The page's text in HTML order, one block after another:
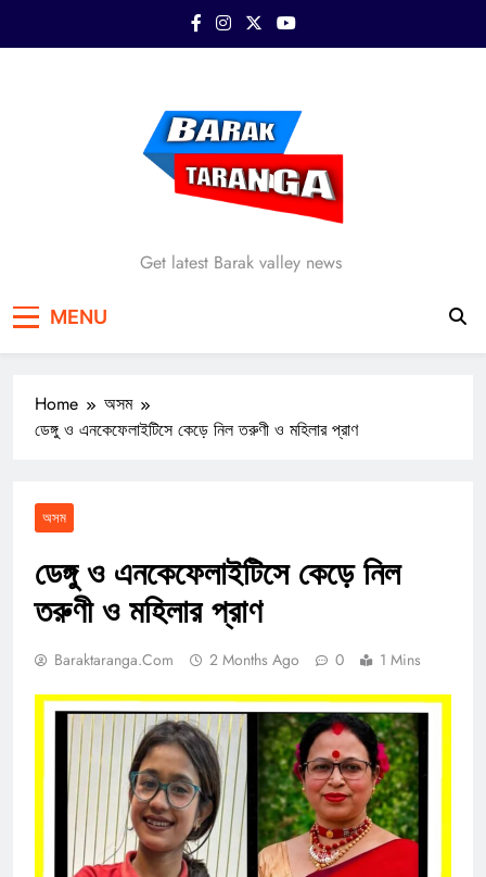
Barak Taranga
Get latest Barak valley news
MENU
Home
অসম
ডেঙ্গু ও এনকেফেলাইটিসে কেড়ে নিল তরুণী ও মহিলার প্রাণ
অসম
ডেঙ্গু ও এনকেফেলাইটিসে কেড়ে নিল
তরুণী ও মহিলার প্রাণ
Baraktaranga.com 2 Months Ago 0 1 Mins